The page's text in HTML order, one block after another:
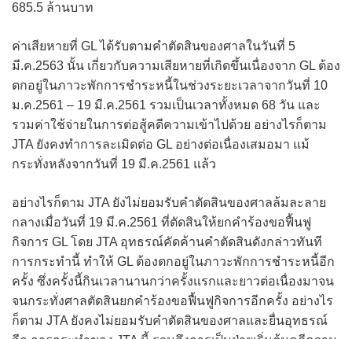
685.5 ล้านบาท
ค่าเสียหายที่ GL ได้รับตามคำตัดสินของศาลในวันที่ 5
มี.ค.2563 นั้น เกี่ยวกับความเสียหายที่เกิดขึ้นเนื่องจาก GL ต้อง
ตกอยู่ในภาวะพักการชำระหนี้ในช่วงระยะเวลาจากวันที่ 10
ม.ค.2561 – 19 มี.ค.2561 รวมเป็นเวลาทั้งหมด 68 วัน และ
รวมค่าใช้จ่ายในการต่อสู้คดีความเข้าไปด้วย อย่างไรก็ตาม
JTA ยังคงทำการละเมิดต่อ GL อย่างต่อเนื่องเสมอมา แม้
กระทั่งหลังจากวันที่ 19 มี.ค.2561 แล้ว
อย่างไรก็ตาม JTA ยังไม่ยอมรับคำตัดสินของศาลล้มละลาย
กลางเมื่อวันที่ 19 มี.ค.2561 ที่ตัดสินให้ยกคำร้องขอฟื้นฟู
กิจการ GL โดย JTA อุทธรณ์คัดค้านคำตัดสินดังกล่าวทันที
การกระทำนี้ ทำให้ GL ต้องตกอยู่ในภาวะพักการชำระหนี้อีก
ครั้ง ซึ่งครั้งนี้กินเวลานานกว่าครั้งแรกและยาวต่อเนื่องมาจน
จนกระทั่งศาลตัดสินยกคำร้องขอฟื้นฟูกิจการอีกครั้ง อย่างไร
ก็ตาม JTA ยังคงไม่ยอมรับคำตัดสินของศาลและยื่นอุทธรณ์